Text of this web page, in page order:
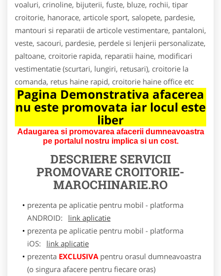
voaluri, crinoline, bijuterii, fuste, bluze, rochii, tipar
croitorie, hanorace, articole sport, salopete, pardesie,
mantouri si reparatii de articole vestimentare, pantaloni,
veste, sacouri, pardesie, perdele si lenjerii personalizate,
paltoane, croitorie rapida, reparatii haine, modificari
vestimentatie (scurtari, lungiri, retusari), croitorie la
comanda, retus haine rapid, croitorie haine office etc
Pagina Demonstrativa afacerea
nu este promovata iar locul este
liber
Adaugarea si promovarea afacerii dumneavoastra
pe portalul nostru implica si un cost.
DESCRIERE SERVICII
PROMOVARECROITORIE-
MAROCHINARIE.RO
prezenta pe aplicatie pentru mobil - platforma
ANDROID:
link aplicatie
prezenta pe aplicatie pentru mobil - platforma
iOS:
link aplicatie
prezenta EXCLUSIVApentru orasul dumneavoastra
(o singura afacere pentru fiecare oras)